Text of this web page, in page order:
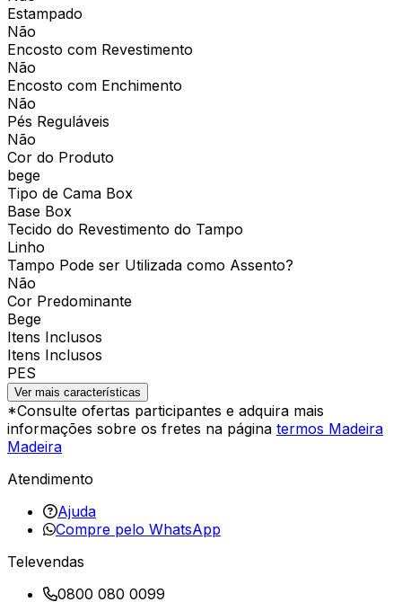
Estampado
Não
Encosto com Revestimento
Não
Encosto com Enchimento
Não
Pés Reguláveis
Não
Cor do Produto
bege
Tipo de Cama Box
Base Box
Tecido do Revestimento do Tampo
Linho
Tampo Pode ser Utilizada como Assento?
Não
Cor Predominante
Bege
Itens Inclusos
Itens Inclusos
PES
Ver mais características
*Consulte ofertas participantes e adquira mais
informações sobre os fretes na página termos Madeira
Madeira
Atendimento
Ajuda
Compre pelo WhatsApp
Televendas
0800 080 0099